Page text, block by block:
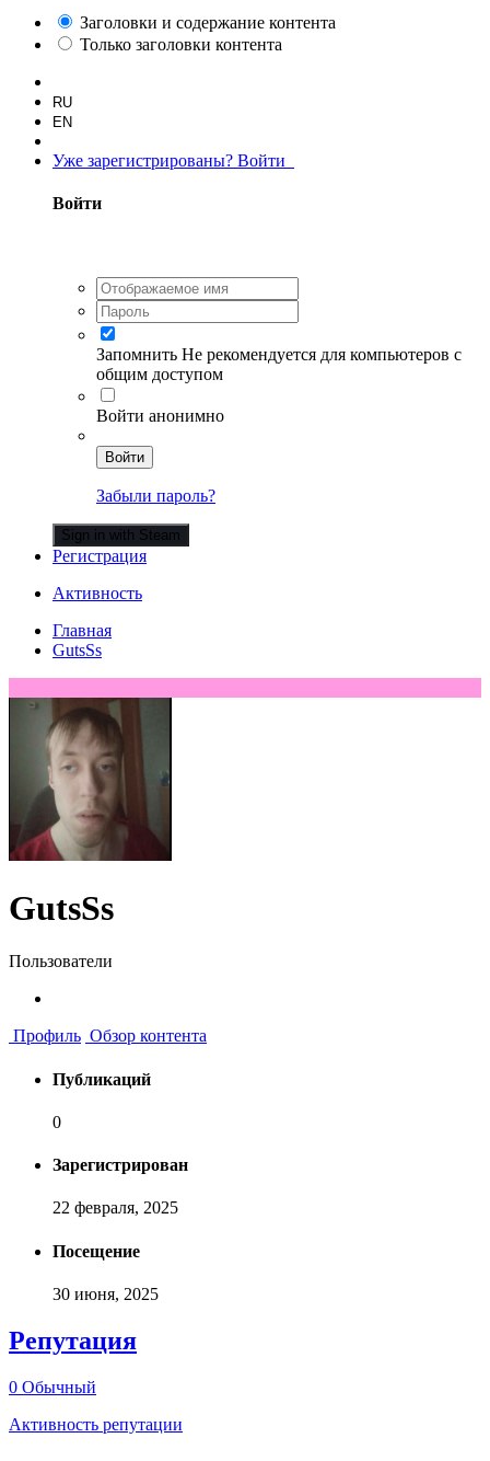
Заголовки и содержание контента
Только заголовки контента
RU
EN
Уже зарегистрированы? Войти
Войти
Запомнить Не рекомендуется для компьютеров с
общим доступом
Войти анонимно
Войти
Забыли пароль?
Sign in with Steam
Регистрация
Активность
Главная
GutsSs
GutsSs
Пользователи
Профиль Обзор контента
Публикаций
0
Зарегистрирован
22 февраля, 2025
Посещение
30 июня, 2025
Репутация
0 Обычный
Активность репутации